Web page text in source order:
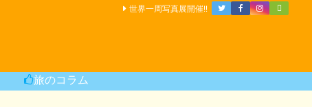
旅のコラム
世界一周写真展開催!!